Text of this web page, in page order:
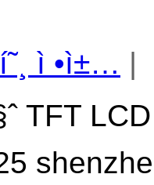
ì •ì±… |
TFT